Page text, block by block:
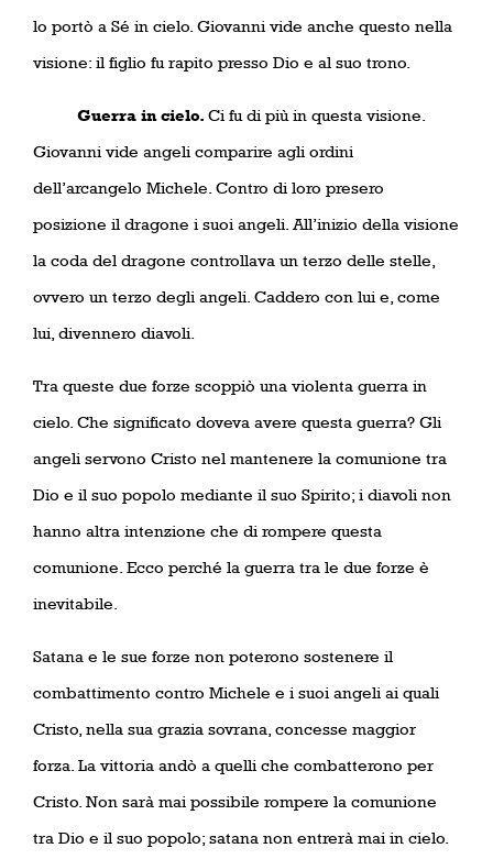
lo portò a Sé in cielo. Giovanni vide anche questo nella
visione: il figlio fu rapito presso Dio e al suo trono.
Guerra in cielo. Ci fu di più in questa visione.
Giovanni vide angeli comparire agli ordini
dell’arcangelo Michele. Contro di loro presero
posizione il dragone i suoi angeli. All’inizio della visione
la coda del dragone controllava un terzo delle stelle,
ovvero un terzo degli angeli. Caddero con lui e, come
lui, divennero diavoli.
Tra queste due forze scoppiò una violenta guerra in
cielo. Che significato doveva avere questa guerra? Gli
angeli servono Cristo nel mantenere la comunione tra
Dio e il suo popolo mediante il suo Spirito; i diavoli non
hanno altra intenzione che di rompere questa
comunione. Ecco perché la guerra tra le due forze è
inevitabile.
Satana e le sue forze non poterono sostenere il
combattimento contro Michele e i suoi angeli ai quali
Cristo, nella sua grazia sovrana, concesse maggior
forza. La vittoria andò a quelli che combatterono per
Cristo. Non sarà mai possibile rompere la comunione
tra Dio e il suo popolo; satana non entrerà mai in cielo.